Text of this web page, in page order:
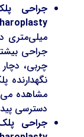
میلی‌متری
جراحی
چربی،
نگهدارنده
مشاهده
دسترسی